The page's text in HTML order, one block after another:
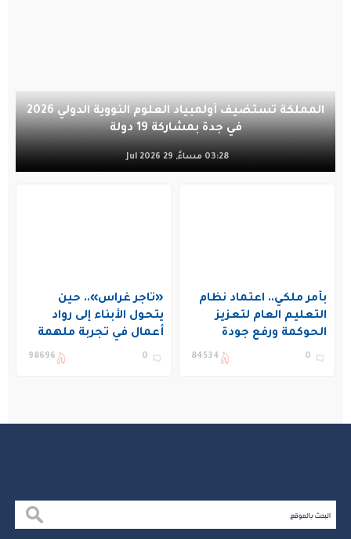
المملكة تستضيف أولمبياد العلوم النووية الدولي 2026
في جدة بمشاركة 19 دولة
03:28 مساءً, 29 Jul 2026
بأمر ملكي.. اعتماد نظام
التعليم العام لتعزيز
الحوكمة ورفع جودة
التعليم في المملكة
0
84534
«تاجر غراس».. حين
يتحول الأبناء إلى رواد
أعمال في تجربة ملهمة
بنادي غراس الصيفي
0
98696